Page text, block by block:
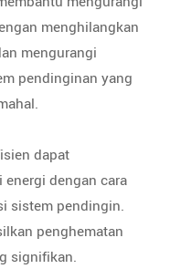
menghilangkan
mengurangi
pendinginan yang
dapat
dengan cara
sistem pendingin.
penghematan
signifikan.